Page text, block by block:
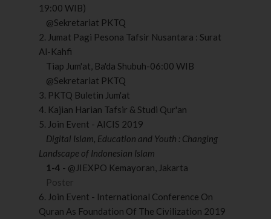
19:00 WIB)
@Sekretariat PKTQ
2. Jumat Pagi Pesona Tafsir Nusantara : Surat
Al-Kahfi
Tiap Jum'at, Ba'da Shubuh-06:00 WIB
@Sekretariat PKTQ
3. PKTQ Buletin Jum'at
4. Kajian Harian Tafsir & Studi Qur'an
5. Join Event - AICIS 2019
Digital Islam, Education and Youth : Changing
Landscape of Indonesian Islam
1-4 - @JIEXPO Kemayoran, Jakarta
Poster
6. Join Event - International Conference On
Quran As Foundation Of The Civilization 2019